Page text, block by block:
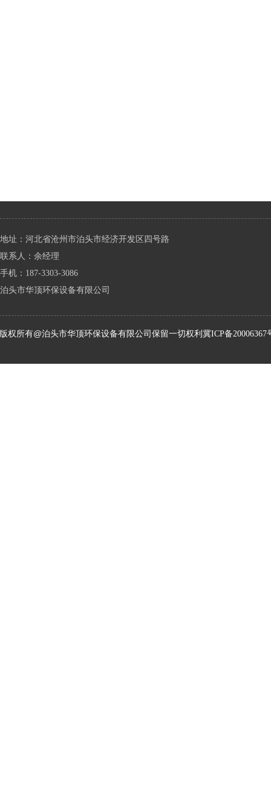
地址：河北省沧州市泊头市经济开发区四号路
联系人：余经理
手机：187-3303-3086
泊头市华顶环保设备有限公司
版权所有@泊头市华顶环保设备有限公司保留一切权利 冀ICP备20006367